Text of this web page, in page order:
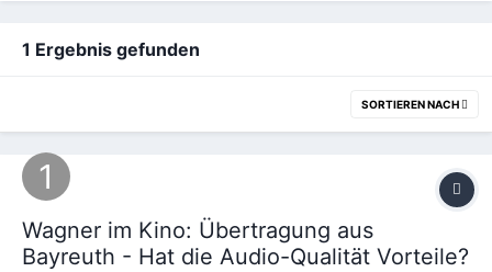
1 Ergebnis gefunden
SORTIEREN NACH
Wagner im Kino: Übertragung aus
Bayreuth - Hat die Audio-Qualität Vorteile?